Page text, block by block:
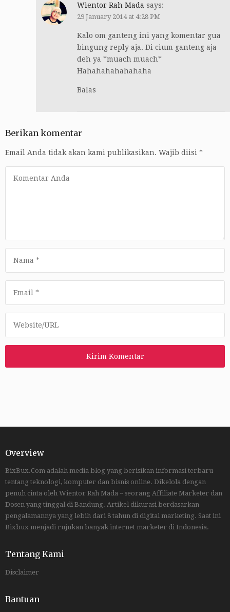
Wientor Rah Mada says:
29 January 2014 at 4:28 PM
Kalo om ganteng ini yang komentar gua
bingung reply aja. Di cium ganteng aja
deh ya *muach muach*
Hahahahahahahaha
Balas
Berikan komentar
Email Anda tidak akan kami publikasikan. Wajib diisi *
Overview
BixBux.Com adalah media blog yang berisikan informasi terbaru
tentang teknologi, komputer dan bisnis online. Dikelola dengan
penuh cinta oleh Wientor Rah Mada ~ seorang Affiliate Marketer dan
Dosen yang tinggal di Bandung. Artikel dikurasi berdasarkan
pengalamannya yang lebih dari 8 tahun di digital marketing. Saat ini
Bixbux menjadi rujukan banyak internet marketer di Indonesia.
Tentang Kami
Disclaimer
Bantuan